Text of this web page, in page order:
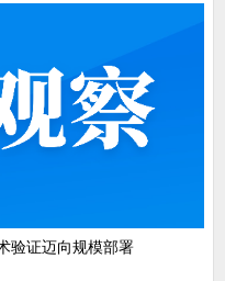
验证迈向规模部署